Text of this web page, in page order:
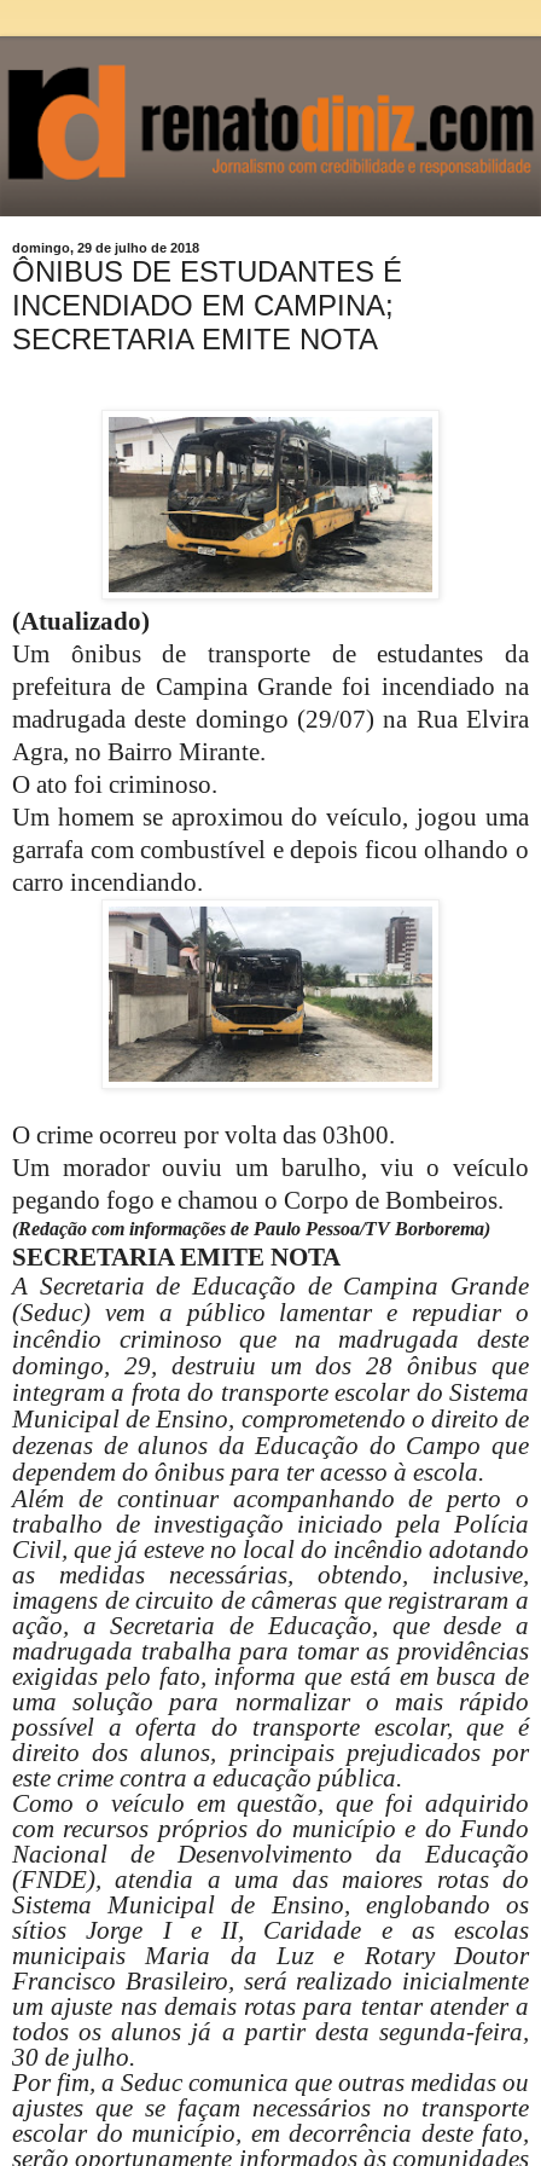
domingo, 29 de julho de 2018
ÔNIBUS DE ESTUDANTES É
INCENDIADO EM CAMPINA;
SECRETARIA EMITE NOTA
(Atualizado)
Um ônibus de transporte de estudantes da
prefeitura de Campina Grande foi incendiado na
madrugada deste domingo (29/07) na Rua Elvira
Agra, no Bairro Mirante.
O ato foi criminoso.
Um homem se aproximou do veículo, jogou uma
garrafa com combustível e depois ficou olhando o
carro incendiando.
O crime ocorreu por volta das 03h00.
Um morador ouviu um barulho, viu o veículo
pegando fogo e chamou o Corpo de Bombeiros.
(Redação com informações de Paulo Pessoa/TV Borborema)
SECRETARIA EMITE NOTA
A Secretaria de Educação de Campina Grande
(Seduc) vem a público lamentar e repudiar o
incêndio criminoso que na madrugada deste
domingo, 29, destruiu um dos 28 ônibus que
integram a frota do transporte escolar do Sistema
Municipal de Ensino, comprometendo o direito de
dezenas de alunos da Educação do Campo que
dependem do ônibus para ter acesso à escola.
Além de continuar acompanhando de perto o
trabalho de investigação iniciado pela Polícia
Civil, que já esteve no local do incêndio adotando
as medidas necessárias, obtendo, inclusive,
imagens de circuito de câmeras que registraram a
ação, a Secretaria de Educação, que desde a
madrugada trabalha para tomar as providências
exigidas pelo fato, informa que está em busca de
uma solução para normalizar o mais rápido
possível a oferta do transporte escolar, que é
direito dos alunos, principais prejudicados por
este crime contra a educação pública.
Como o veículo em questão, que foi adquirido
com recursos próprios do município e do Fundo
Nacional de Desenvolvimento da Educação
(FNDE), atendia a uma das maiores rotas do
Sistema Municipal de Ensino, englobando os
sítios Jorge I e II, Caridade e as escolas
municipais Maria da Luz e Rotary Doutor
Francisco Brasileiro, será realizado inicialmente
um ajuste nas demais rotas para tentar atender a
todos os alunos já a partir desta segunda-feira,
30 de julho.
Por fim, a Seduc comunica que outras medidas ou
ajustes que se façam necessários no transporte
escolar do município, em decorrência deste fato,
serão oportunamente informados às comunidades